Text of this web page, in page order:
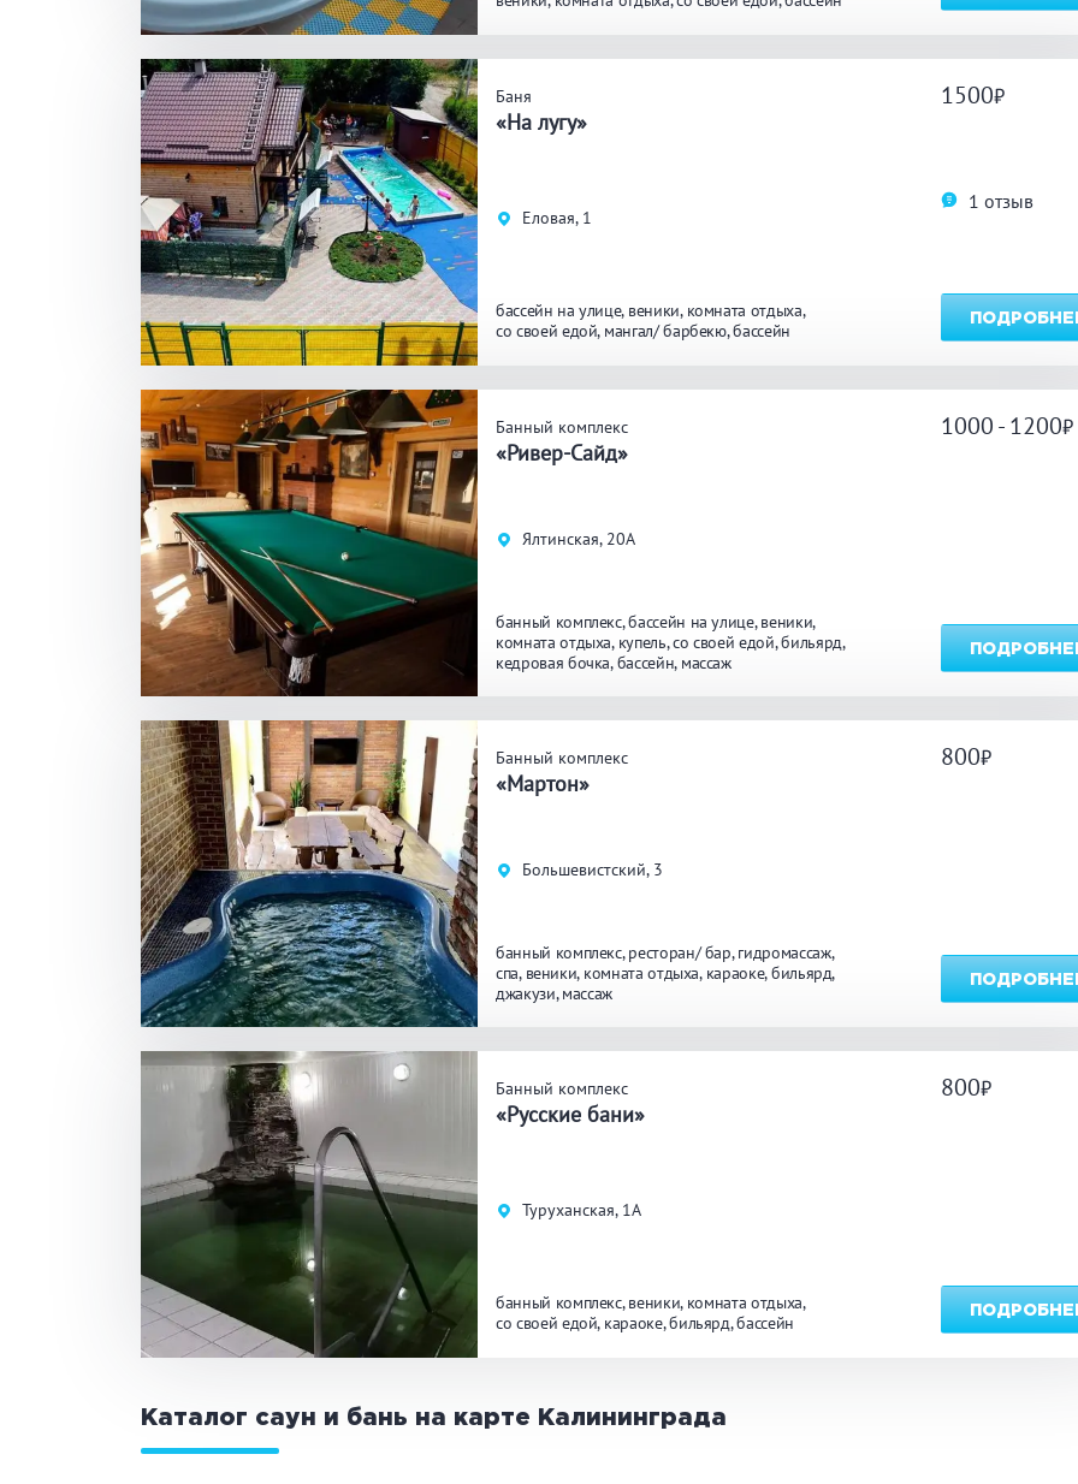
ПРИМЕНИТЬ ФИЛЬТРЫ
Баня
«На лугу»
Еловая, 1
бассейн на улице веники комната отдыха
со своей едой мангал/ барбекю бассейн
1500
1 отзыв
Банный комплекс
«Ривер-Сайд»
Ялтинская, 20А
банный комплекс бассейн на улице веники
комната отдыха купель со своей едой бильярд
кедровая бочка бассейн массаж
1000 - 1200
Банный комплекс
«Мартон»
Большевистский, 3
банный комплекс ресторан/ бар гидромассаж
спа веники комната отдыха караоке бильярд
джакузи массаж
800
Банный комплекс
«Русские бани»
Туруханская, 1А
банный комплекс веники комната отдыха
со своей едой караоке бильярд бассейн
800
Каталог саун и бань на карте Калининграда